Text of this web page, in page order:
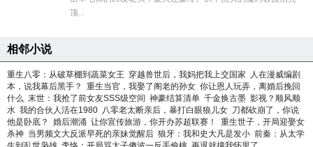
顶...
相邻小说
重生八零：从破草棚到蔬菜女王 穿越兽世后，我妈把我上交国家
人在漫威编剧
本，说我幕后黑手？
重生当官，我娶了阁老的孙女 你让恩人玩弄，离婚后挽回
什么 末世：我抢了前女友SSS级空间 神豪结算清单 千金换古墨 影视？顺风顺
水 我的合伙人活在1980 八零老太断亲后，暴打白眼狼儿女 刀都砍崩了，你说
他是卧底？
婚后潮涌 让你宣传旅游，你开办苏超联赛！
重生世子，开局迎娶女
杀神 当男频文大反派早死的亲妹觉醒后 狼牙：我和史大凡是发小 前秦：从太学